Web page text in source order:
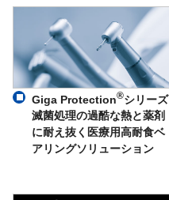
Giga Protection®シリーズ
滅菌処理の過酷な熱と薬剤
に耐え抜く医療用高耐食ベ
アリングソリューション